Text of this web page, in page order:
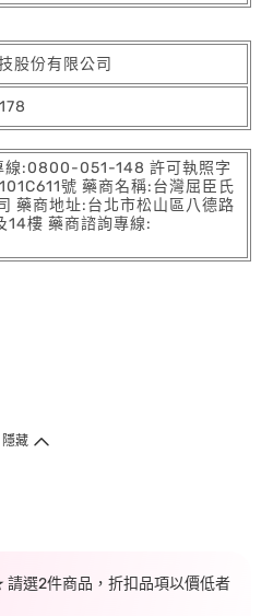
股份有限公司
線:0800-051-148 許可執照字
號 藥商名稱:台灣屈臣氏
藥商地址:台北市松山區八德路
14樓 藥商諮詢專線:
隱藏
選2件商品，折扣品項以價低者